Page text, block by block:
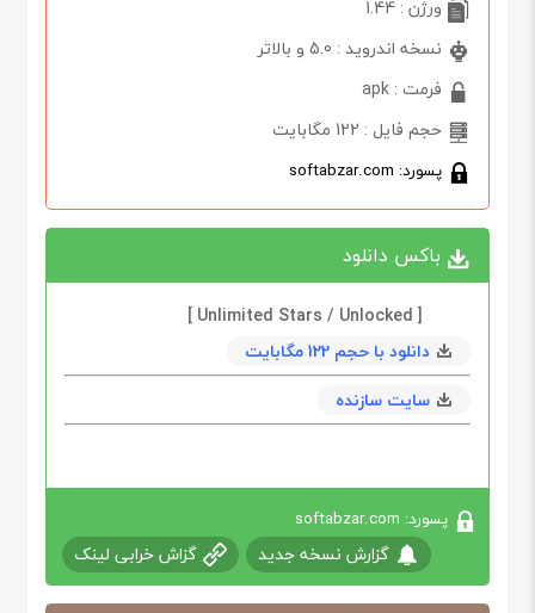
ورژن : 1.44
نسخه اندروید : 5.0 و بالاتر
فرمت : apk
حجم فایل : 122 مگابایت
پسورد: softabzar.com
باکس دانلود
[ Unlimited Stars / Unlocked ]
دانلود با حجم 122 مگابايت
سایت سازنده
پسورد: softabzar.com
گزارش نسخه جدید گزاش خرابی لینک